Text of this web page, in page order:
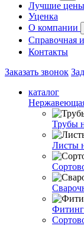
Лучшие цены
Уценка
О компании
Справочная
Контакты
Заказать звонок
каталог
Трубы
Листы